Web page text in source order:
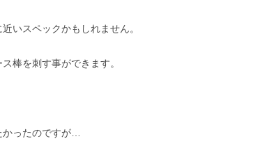
いスペックかもしれません。
棒を刺す事ができます。
ったのですが…